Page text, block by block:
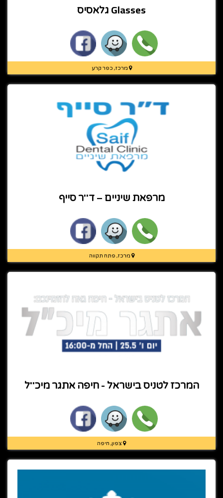
Glasses גלאסיס
מרכז, כפר קרע
מרפאת שיניים – ד''ר סייף
מרכז, פתח תקווה
המרכז לטניס בישראל - חיפה אתגר מיכ''ל
צפון, חיפה